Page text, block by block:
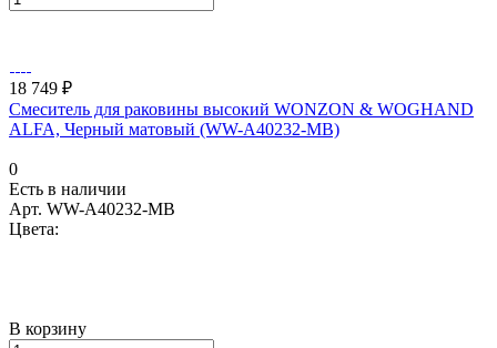
18 749 ₽
Смеситель для раковины высокий WONZON & WOGHAND
ALFA, Черный матовый (WW-A40232-MB)
0
Есть в наличии
Арт. WW-A40232-MB
Цвета:
В корзину